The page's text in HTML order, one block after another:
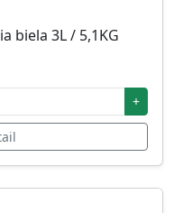
biela 3L / 5,1KG
+